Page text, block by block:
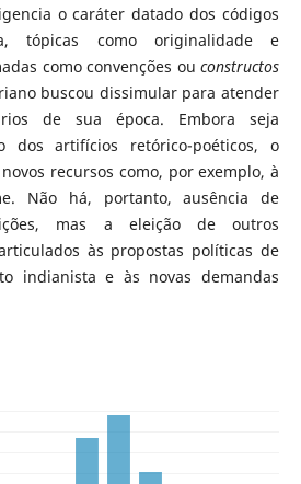
o caráter datado dos códigos
tópicas como originalidade e
como convenções ouconstructos
buscou dissimular para atender
de sua época. Embora seja
dos artifícios retórico-poéticos, o
recursos como, por exemplo, à
Não há, portanto, ausência de
mas a eleição de outros
às propostas políticas de
indianista e às novas demandas